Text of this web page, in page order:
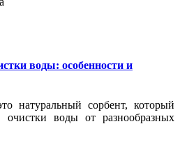
воды: особенности и
натуральный сорбент, который
очистки воды от разнообразных